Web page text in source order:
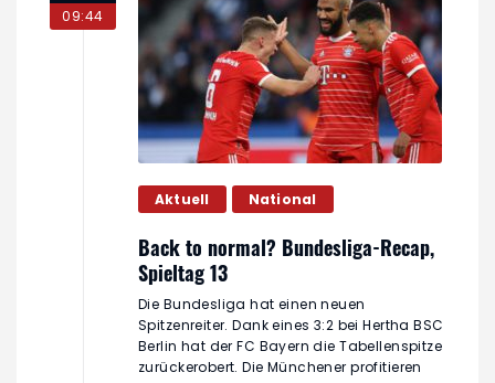
09:44
Aktuell National
Back to normal? Bundesliga-Recap,
Spieltag 13
Die Bundesliga hat einen neuen
Spitzenreiter. Dank eines 3:2 bei Hertha BSC
Berlin hat der FC Bayern die Tabellenspitze
zurückerobert. Die Münchener profitieren